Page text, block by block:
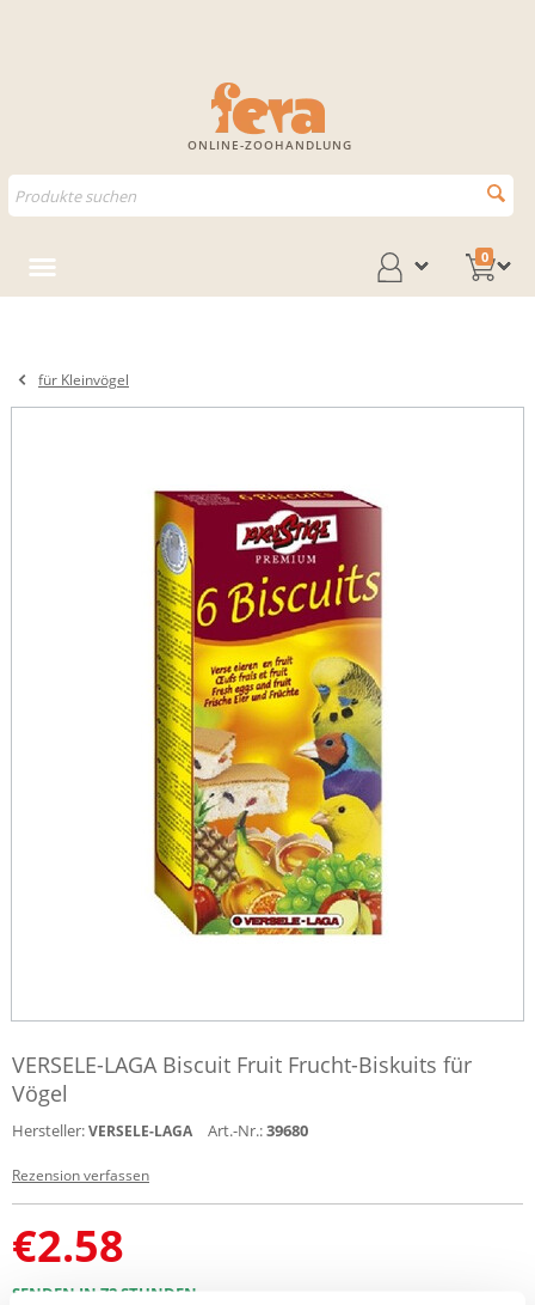
ONLINE-ZOOHANDLUNG
0
für Kleinvögel
VERSELE-LAGA Biscuit Fruit Frucht-Biskuits für
Vögel
Hersteller:VERSELE-LAGA Art.-Nr.:39680
Rezension verfassen
€2.58
SENDEN IN 72 STUNDEN